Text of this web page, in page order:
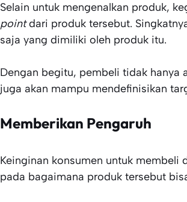
Selain untuk mengenalkan produk,
pointdari produk tersebut.
saja yang dimiliki oleh produk itu.
Dengan begitu, pembeli tidak hanya
juga akan mampu mendefinisikan
Memberikan Pengaruh
Keinginan konsumen untuk membeli
pada bagaimana produk tersebut